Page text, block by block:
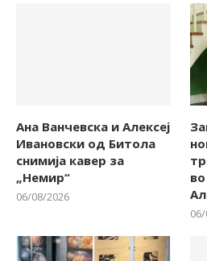
Ана Ванчевска и Алексеј
Ивановски од Битола
снимија кавер за
„Немир“
06/08/2026